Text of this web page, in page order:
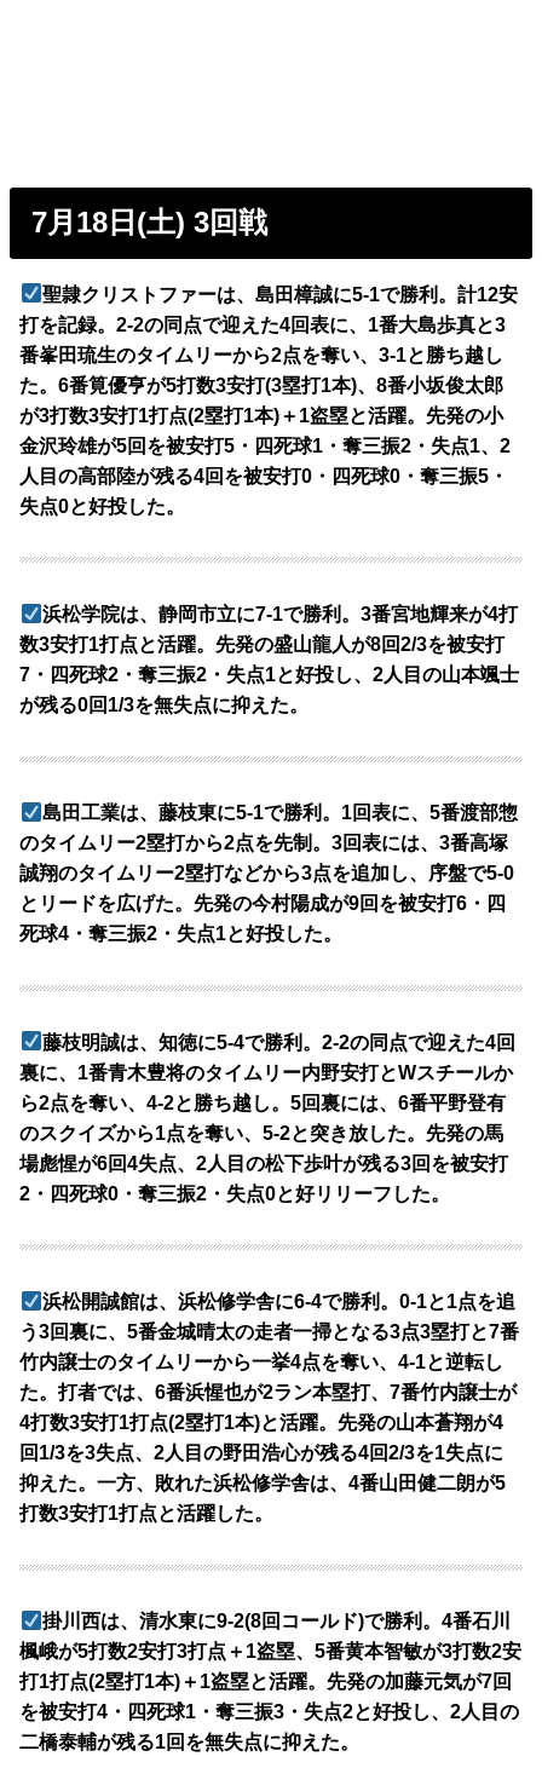
7月18日(土) 3回戦
聖隷クリストファーは、島田樟誠に5-1で勝利。計12安
打を記録。2-2の同点で迎えた4回表に、1番大島歩真と3
番峯田琉生のタイムリーから2点を奪い、3-1と勝ち越し
た。6番筧優亨が5打数3安打(3塁打1本)、8番小坂俊太郎
が3打数3安打1打点(2塁打1本)＋1盗塁と活躍。先発の小
金沢玲雄が5回を被安打5・四死球1・奪三振2・失点1、2
人目の高部陸が残る4回を被安打0・四死球0・奪三振5・
失点0と好投した。
浜松学院は、静岡市立に7-1で勝利。3番宮地輝来が4打
数3安打1打点と活躍。先発の盛山龍人が8回2/3を被安打
7・四死球2・奪三振2・失点1と好投し、2人目の山本颯士
が残る0回1/3を無失点に抑えた。
島田工業は、藤枝東に5-1で勝利。1回表に、5番渡部惣
のタイムリー2塁打から2点を先制。3回表には、3番高塚
誠翔のタイムリー2塁打などから3点を追加し、序盤で5-0
とリードを広げた。先発の今村陽成が9回を被安打6・四
死球4・奪三振2・失点1と好投した。
藤枝明誠は、知徳に5-4で勝利。2-2の同点で迎えた4回
裏に、1番青木豊将のタイムリー内野安打とWスチールか
ら2点を奪い、4-2と勝ち越し。5回裏には、6番平野登有
のスクイズから1点を奪い、5-2と突き放した。先発の馬
場彪惺が6回4失点、2人目の松下歩叶が残る3回を被安打
2・四死球0・奪三振2・失点0と好リリーフした。
浜松開誠館は、浜松修学舎に6-4で勝利。0-1と1点を追
う3回裏に、5番金城晴太の走者一掃となる3点3塁打と7番
竹内譲士のタイムリーから一挙4点を奪い、4-1と逆転し
た。打者では、6番浜惺也が2ラン本塁打、7番竹内譲士が
4打数3安打1打点(2塁打1本)と活躍。先発の山本蒼翔が4
回1/3を3失点、2人目の野田浩心が残る4回2/3を1失点に
抑えた。一方、敗れた浜松修学舎は、4番山田健二朗が5
打数3安打1打点と活躍した。
掛川西は、清水東に9-2(8回コールド)で勝利。4番石川
楓峨が5打数2安打3打点＋1盗塁、5番黄本智敏が3打数2安
打1打点(2塁打1本)＋1盗塁と活躍。先発の加藤元気が7回
を被安打4・四死球1・奪三振3・失点2と好投し、2人目の
二橋泰輔が残る1回を無失点に抑えた。